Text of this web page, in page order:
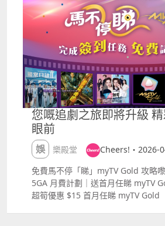
您嘅追劇之旅即將升級
眼前
娛樂殿堂
Cheers!・2026-
免費馬不停「睇」myTV Gold 攻略
5GA 月費計劃｜送首月任睇 myTV
超筍優惠 $15 首月任睇 myTV Gold（原